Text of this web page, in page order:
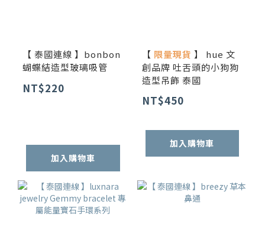
【 泰國連線 】bonbon
蝴蝶結造型玻璃吸管
NT$220
加入購物車
【 限量現貨 】 hue 文
創品牌 吐舌頭的小狗狗
造型吊飾 泰國
NT$450
加入購物車